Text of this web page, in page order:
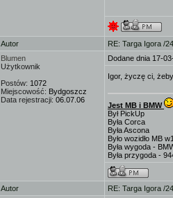
Autor
RE: Targa Igora /
Blumen
Użytkownik
Postów: 1072
Miejscowość: Bydgoszcz
Data rejestracji: 06.07.06
Dodane dnia 17-
Igor, życzę ci,
Jest MB i BMW
Był PickUp
Była Corca
Była Ascona
Było wozidło MB
Była wygoda -
Była przygoda -
Autor
RE: Targa Igora /